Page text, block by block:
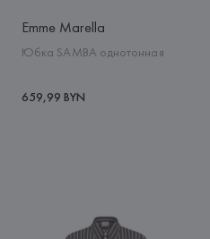
Emme Marella
Юбка SAMBA однотонная
659,99 BYN